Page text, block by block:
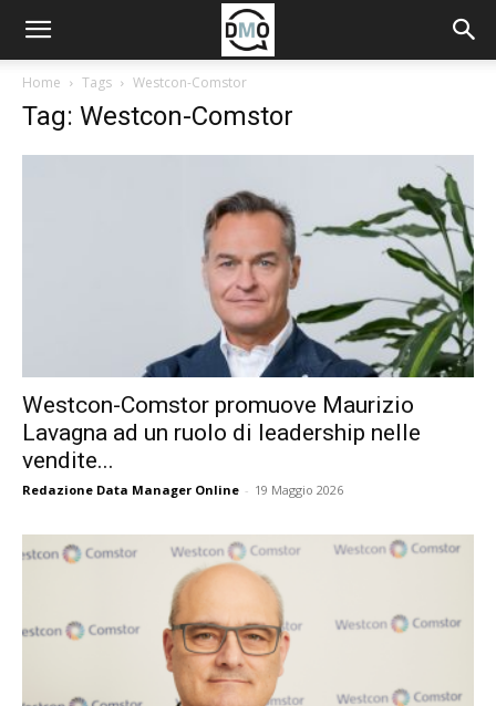
Home Tags Westcon-Comstor
Tag: Westcon-Comstor
Westcon-Comstor promuove Maurizio
Lavagna ad un ruolo di leadership nelle
vendite...
Redazione Data Manager Online - 19 Maggio 2026